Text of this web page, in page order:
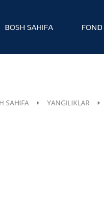
BOSH SAHIFA
SAHIFA YANGILIKLAR